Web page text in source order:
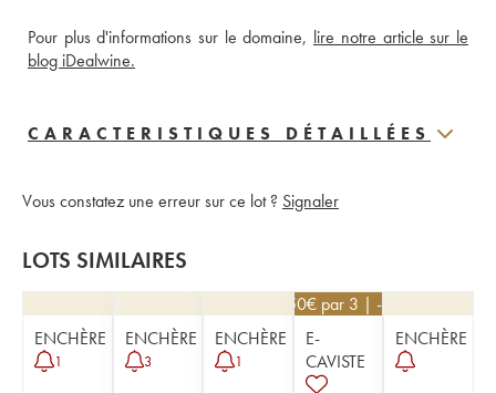
Pour plus d'informations sur le domaine, lire notre article sur le
blog iDealwine.
CARACTERISTIQUES DÉTAILLÉES
Vous constatez une erreur sur ce lot ? Signaler
LOTS SIMILAIRES
ENCHÈRE
1
ENCHÈRE
3
ENCHÈRE
1
67,50€ par 3 | -10%
E-
CAVISTE
ENCHÈRE